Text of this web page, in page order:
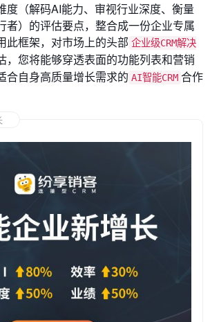
度（解码AI能力、审视行业深度、衡量
者）的评估要点，整合成一份企业专属
此框架，对市场上的头部 企业级CRM解决
，您将能够穿透表面的功能列表和营销
合自身高质量增长需求的 AI智能CRM 合作